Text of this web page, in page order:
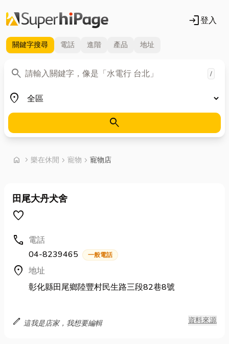
login登入
關鍵字搜尋 電話 進階 產品 地址
search
關鍵字 /
place
地區
search
home chevron_right 首頁
樂在休閒 chevron_right 寵物 chevron_right 寵物店
田尾大丹犬舍
favorite
call 電話
04-8239465
一般電話
location_on 地址
彰化縣田尾鄉陸豐村民生路三段82巷8號
edit 這我是店家，我想要編輯 資料來源